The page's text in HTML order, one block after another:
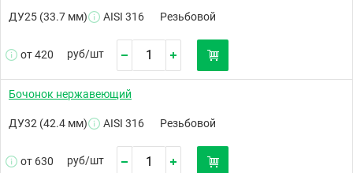
ДУ25 (33.7 мм) AISI 316 Резьбовой
от 420 руб/шт
Бочонок нержавеющий
ДУ32 (42.4 мм) AISI 316 Резьбовой
от 630 руб/шт